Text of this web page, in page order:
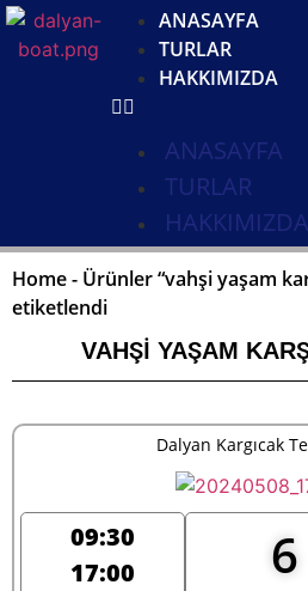
ANASAYFA
TURLAR
HAKKIMIZDA
ANASAYFA
TURLAR
HAKKIMIZDA
Home- Ürünler “vahşi yaşam
etiketlendi
VAHŞI YAŞAM
Dalyan Kargıcak
09:30
17:00
6